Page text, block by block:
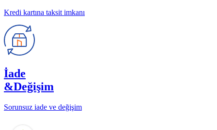
Kredi kartına taksit imkanı
İade
&Değişim
Sorunsuz iade ve değişim